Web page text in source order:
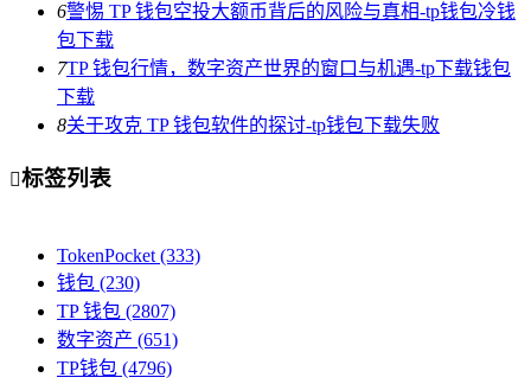
6警惕 TP 钱包空投大额币背后的风险与真相-tp钱包冷钱
包下载
7TP 钱包行情，数字资产世界的窗口与机遇-tp下载钱包
下载
8关于攻克 TP 钱包软件的探讨-tp钱包下载失败
标签列表
TokenPocket (333)
钱包 (230)
TP 钱包 (2807)
数字资产 (651)
TP钱包 (4796)